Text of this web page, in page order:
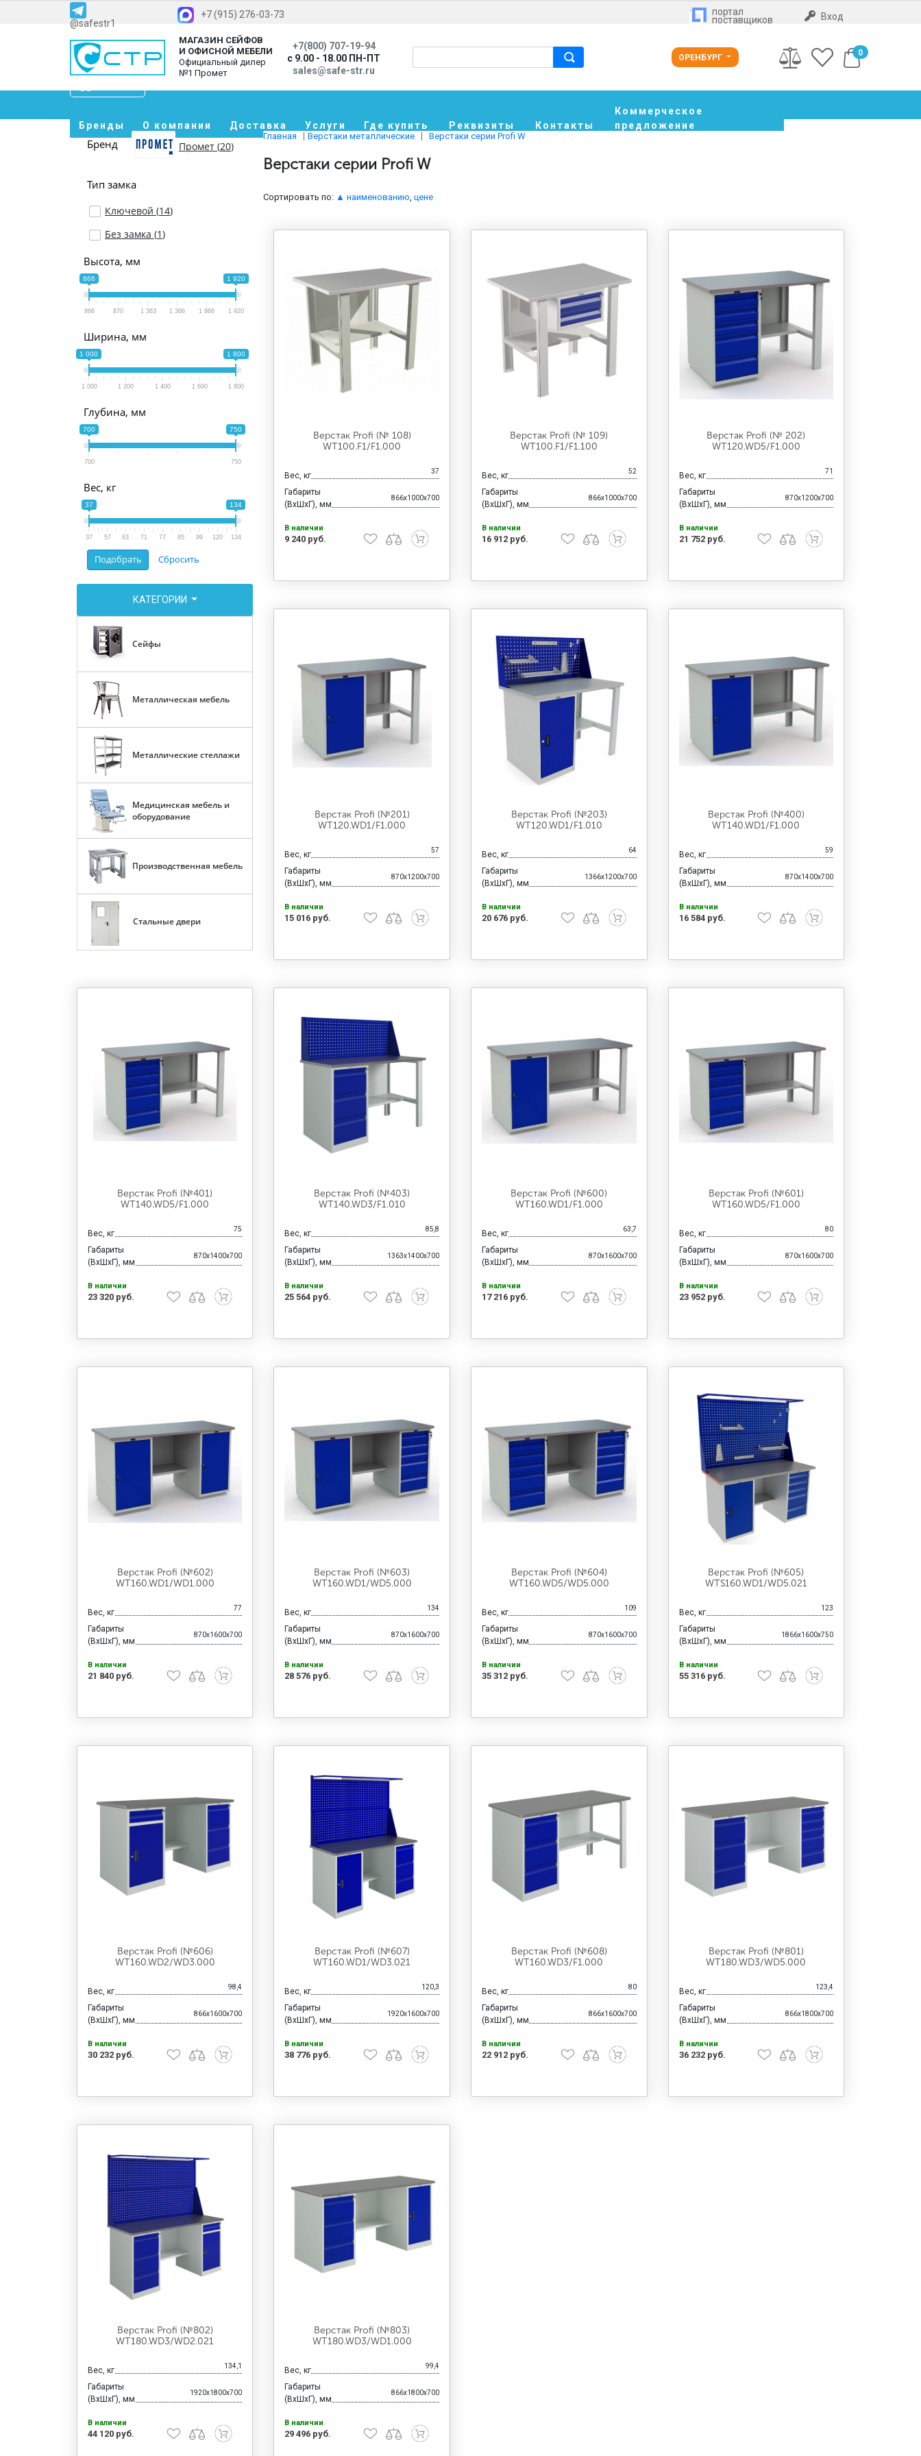
@safestr1
+7 (915) 276-03-73 портал
поставщиков Вход
МАГАЗИН СЕЙФОВ
И ОФИСНОЙ МЕБЕЛИ
Официальный дилер
№1 Промет
+7(800) 707-19-94
с 9.00 - 18.00 ПН-ПТ
sales@safe-str.ru
ОРЕНБУРГ 0
Бренды О компании Доставка Услуги Где купить Реквизиты Контакты
Коммерческое
предложение
Бренд Промет (20)
Тип замка
Ключевой (14)
Без замка (1)
Высота, мм
866 1 920
866 870 1 363 1 366 1 866 1 920
Ширина, мм
1 000 1 800
1 000 1 200 1 400 1 600 1 800
Глубина, мм
700 750
700 750
Вес, кг
37 134
37 57 63 71 77 85 99 120 134
КАТЕГОРИИ
Сейфы
Металлическая мебель
Металлические стеллажи
Медицинская мебель и
оборудование
Производственная мебель
Стальные двери
Главная Верстаки металлические Верстаки серии Profi W
Верстаки серии Profi W
Сортировать по: ▲ наименованию,цене
Верстак Profi (№ 108)
WT100.F1/F1.000
Вес, кг 37
Габариты
(ВхШхГ), мм
866x1000x700
В наличии
9 240 руб.
Верстак Profi (№ 109)
WT100.F1/F1.100
Вес, кг 52
Габариты
(ВхШхГ), мм
866x1000x700
В наличии
16 912 руб.
Верстак Profi (№ 202)
WT120.WD5/F1.000
Вес, кг 71
Габариты
(ВхШхГ), мм
870x1200x700
В наличии
21 752 руб.
Верстак Profi (№201)
WT120.WD1/F1.000
Вес, кг 57
Габариты
(ВхШхГ), мм
870x1200x700
В наличии
15 016 руб.
Верстак Profi (№203)
WT120.WD1/F1.010
Вес, кг 64
Габариты
(ВхШхГ), мм
1366x1200x700
В наличии
20 676 руб.
Верстак Profi (№400)
WT140.WD1/F1.000
Вес, кг 59
Габариты
(ВхШхГ), мм
870x1400x700
В наличии
16 584 руб.
Верстак Profi (№401)
WT140.WD5/F1.000
Вес, кг 75
Габариты
(ВхШхГ), мм
870x1400x700
В наличии
23 320 руб.
Верстак Profi (№403)
WT140.WD3/F1.010
Вес, кг 85,8
Габариты
(ВхШхГ), мм
1363x1400x700
В наличии
25 564 руб.
Верстак Profi (№600)
WT160.WD1/F1.000
Вес, кг 63,7
Габариты
(ВхШхГ), мм
870x1600x700
В наличии
17 216 руб.
Верстак Profi (№601)
WT160.WD5/F1.000
Вес, кг 80
Габариты
(ВхШхГ), мм
870x1600x700
В наличии
23 952 руб.
Верстак Profi (№602)
WT160.WD1/WD1.000
Вес, кг 77
Габариты
(ВхШхГ), мм
870x1600x700
В наличии
21 840 руб.
Верстак Profi (№603)
WT160.WD1/WD5.000
Вес, кг 134
Габариты
(ВхШхГ), мм
870x1600x700
В наличии
28 576 руб.
Верстак Profi (№604)
WT160.WD5/WD5.000
Вес, кг 109
Габариты
(ВхШхГ), мм
870x1600x700
В наличии
35 312 руб.
Верстак Profi (№605)
WTS160.WD1/WD5.021
Вес, кг 123
Габариты
(ВхШхГ), мм
1866x1600x750
В наличии
55 316 руб.
Верстак Profi (№606)
WT160.WD2/WD3.000
Вес, кг 98,4
Габариты
(ВхШхГ), мм
866x1600x700
В наличии
30 232 руб.
Верстак Profi (№607)
WT160.WD1/WD3.021
Вес, кг 120,3
Габариты
(ВхШхГ), мм
1920x1600x700
В наличии
38 776 руб.
Верстак Profi (№608)
WT160.WD3/F1.000
Вес, кг 80
Габариты
(ВхШхГ), мм
866x1600x700
В наличии
22 912 руб.
Верстак Profi (№801)
WT180.WD3/WD5.000
Вес, кг 123,4
Габариты
(ВхШхГ), мм
866x1800x700
В наличии
36 232 руб.
Верстак Profi (№802)
WT180.WD3/WD2.021
Вес, кг 134,1
Габариты
(ВхШхГ), мм
1920x1800x700
В наличии
44 120 руб.
Верстак Profi (№803)
WT180.WD3/WD1.000
Вес, кг 99,4
Габариты
(ВхШхГ), мм
866x1800x700
В наличии
29 496 руб.